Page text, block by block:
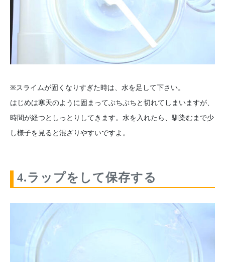
※スライムが固くなりすぎた時は、水を足して下さい。
はじめは寒天のように固まってぶちぶちと切れてしまいますが、
時間が経つとしっとりしてきます。水を入れたら、馴染むまで少
し様子を見ると混ざりやすいですよ。
4.ラップをして保存する